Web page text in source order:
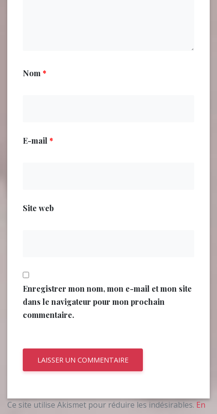
Nom *
E-mail *
Site web
Enregistrer mon nom, mon e-mail et mon site
dans le navigateur pour mon prochain
commentaire.
Ce site utilise Akismet pour réduire les indésirables.En